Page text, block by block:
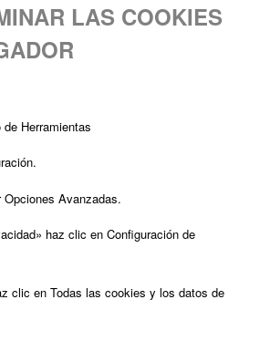
LAS COOKIES
Herramientas
Avanzadas.
haz clic en Configuración de
clic en Todas las cookies y los datos de